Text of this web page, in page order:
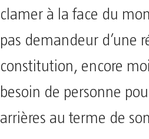
clamer à la face du
pas demandeur d’une
constitution, encore
besoin de personne
arrières au terme de